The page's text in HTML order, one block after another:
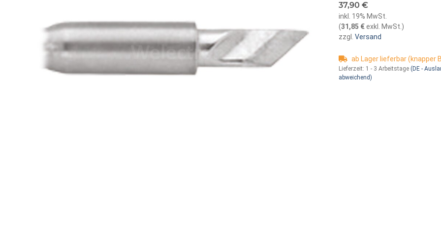
37,90 €
inkl. 19% MwSt.
(31,85 €exkl. MwSt. )
zzgl.
Versand
ab Lager lieferbar (knapper
Lieferzeit: 1 - 3 Arbeitstage (DE -
abweichend)